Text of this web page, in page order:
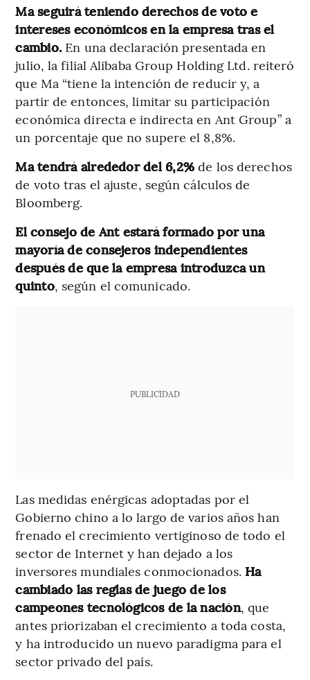
Ma seguirá teniendo derechos de voto e
intereses económicos en la empresa tras el
cambio. En una declaración presentada en
julio, la filial Alibaba Group Holding Ltd. reiteró
que Ma “tiene la intención de reducir y, a
partir de entonces, limitar su participación
económica directa e indirecta en Ant Group” a
un porcentaje que no supere el 8,8%.
Ma tendrá alrededor del 6,2%de los derechos
de voto tras el ajuste, según cálculos de
Bloomberg.
El consejo de Ant estará formado por una
mayoría de consejeros independientes
después de que la empresa introduzca un
quinto, según el comunicado.
PUBLICIDAD
Las medidas enérgicas adoptadas por el
Gobierno chino a lo largo de varios años han
frenado el crecimiento vertiginoso de todo el
sector de Internet y han dejado a los
inversores mundiales conmocionados. Ha
cambiado las reglas de juego de los
campeones tecnológicos de la nación, que
antes priorizaban el crecimiento a toda costa,
y ha introducido un nuevo paradigma para el
sector privado del país.